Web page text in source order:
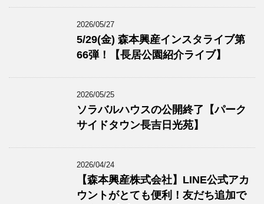
2026/05/27
5/29(金) 森本興産インスタライブ第
66弾！【長居公園紹介ライブ】
2026/05/25
ソラバルハウスの公開終了【パーク
サイドタウン長吉日光苑】
2026/04/24
【森本興産株式会社】LINE公式アカ
ウントがとても便利！友だち追加で